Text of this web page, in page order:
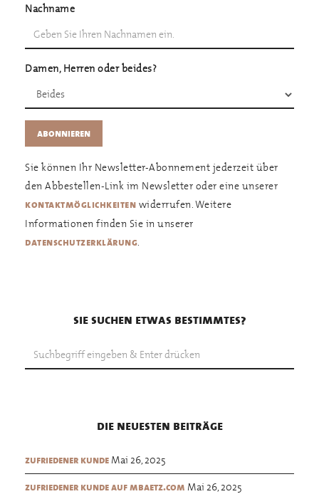
Nachname
Damen, Herren oder beides?
Sie können Ihr Newsletter-Abonnement jederzeit über
den Abbestellen-Link im Newsletter oder eine unserer
kontaktmöglichkeiten widerrufen. Weitere
Informationen finden Sie in unserer
datenschutzerklärung.
sie suchen etwas bestimmtes?
die neuesten beiträge
zufriedener kunde Mai 26, 2025
zufriedener kunde auf mbaetz.com Mai 26, 2025